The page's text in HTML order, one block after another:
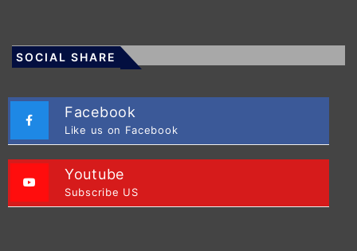
SOCIAL SHARE
Facebook
Like us on Facebook
Youtube
Subscribe US